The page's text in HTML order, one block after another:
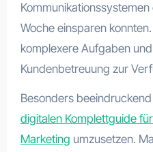
Woche einsparen
komplexere Aufgaben
Kundenbetreuung zur
Besonders
digitalen Komplettguide
Marketing umzusetzen.